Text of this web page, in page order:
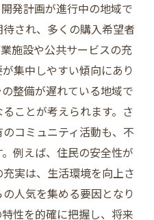
意点
での不動産売買を勝ち
その効果
対応
た戦略
柔軟性
較
発計画が進行中の地域で
され、多くの購入希望者
施設や公共サービスの充
集中しやすい傾向にあり
整備が遅れている地域で
ことが考えられます。さ
コミュニティ活動も、不
例えば、住民の安全性が
実は、生活環境を向上さ
人気を集める要因となり
性を的確に把握し、将来